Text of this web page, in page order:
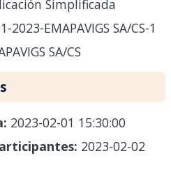
Simplificada
2023-EMAPAVIGS SA/CS-1
SA/CS
2023-02-01 15:30:00
2023-02-02